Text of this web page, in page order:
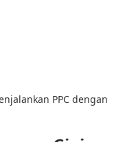
PPC dengan